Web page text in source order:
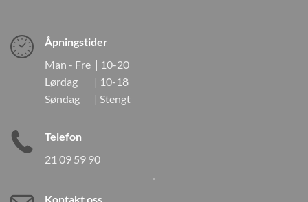
Åpningstider
Man - Fre | 10-20
Lørdag | 10-18
Søndag | Stengt
Telefon
21 09 59 90
Kontakt oss